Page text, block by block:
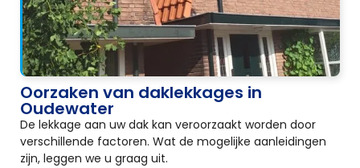
Oorzaken van daklekkages in
Oudewater
De lekkage aan uw dak kan veroorzaakt worden door
verschillende factoren. Wat de mogelijke aanleidingen
zijn, leggen we u graag uit.